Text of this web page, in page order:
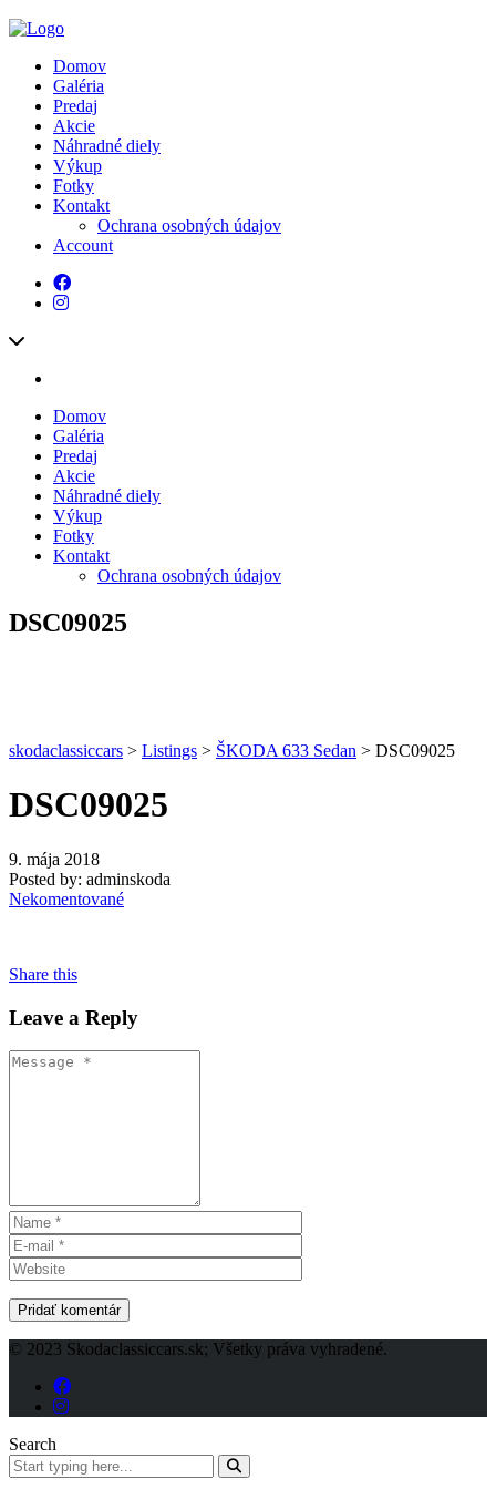
Domov
Galéria
Predaj
Akcie
Náhradné diely
Výkup
Fotky
Kontakt
Ochrana osobných údajov
Account
Domov
Galéria
Predaj
Akcie
Náhradné diely
Výkup
Fotky
Kontakt
Ochrana osobných údajov
DSC09025
skodaclassiccars > Listings > ŠKODA 633 Sedan > DSC09025
DSC09025
9. mája 2018
Posted by: adminskoda
Nekomentované
Share this
Leave a Reply
© 2023 Skodaclassiccars.sk; Všetky práva vyhradené.
Search